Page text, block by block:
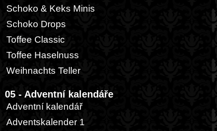
Schoko & Keks Minis
Schoko Drops
Toffee Classic
Toffee Haselnuss
Weihnachts Teller
05 - Adventní kalendáře
Adventní kalendář
Adventskalender 1